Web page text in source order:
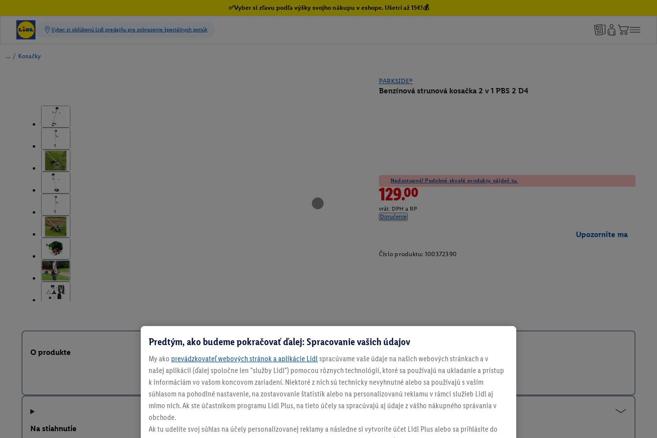
✅Vyber si zľavu podľa výšky svojho nákupu v eshope. Ušetri až 15€!💰
/ Kosačky
PARKSIDE®
Benzínová strunová kosačka 2 v 1 PBS 2 D4
Nedostupné! Podobné skvelé produkty nájdeš tu.
129.00
vrát. DPH a RP
Doručenie
Upozornite ma
Číslo produktu: 100372390
O produkte
Na stiahnutie
Predtým, ako budeme pokračovať ďalej: Spracovanie vašich údajov
My ako prevádzkovateľ webových stránok a aplikácie Lidl spracúvame vaše údaje na našich webových stránkach a v
našej aplikácii (ďalej spoločne len "služby Lidl") pomocou rôznych technológií, ktoré sa používajú na ukladanie a prístup
k informáciám vo vašom koncovom zariadení. Niektoré z nich sú technicky nevyhnutné alebo sa používajú s vaším
súhlasom na pohodlné nastavenie, na zostavovanie štatistík alebo na personalizovanú reklamu v rámci služieb Lidl aj
mimo nich. Ak ste účastníkom programu Lidl Plus, na tieto účely sa spracúvajú aj údaje z vášho nákupného správania v
obchode.
Ak tu udelíte svoj súhlas na účely personalizovanej reklamy a následne si vytvoríte účet Lidl Plus alebo sa prihlásite do